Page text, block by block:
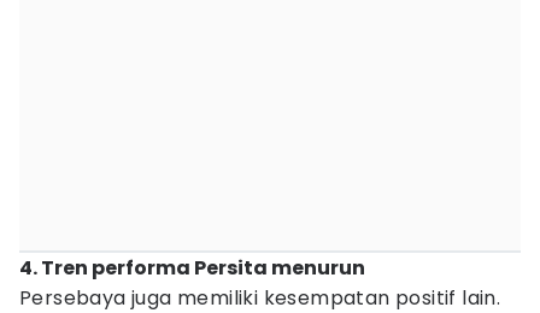
4. Tren performa Persita menurun
Persebaya juga memiliki kesempatan positif lain.